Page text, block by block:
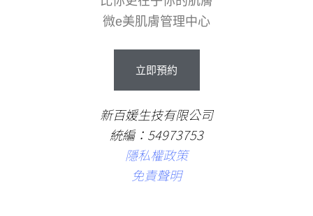
微e美肌膚管理中心
立即預約
新百媛生技有限公司
統編：54973753
隱私權政策
免責聲明